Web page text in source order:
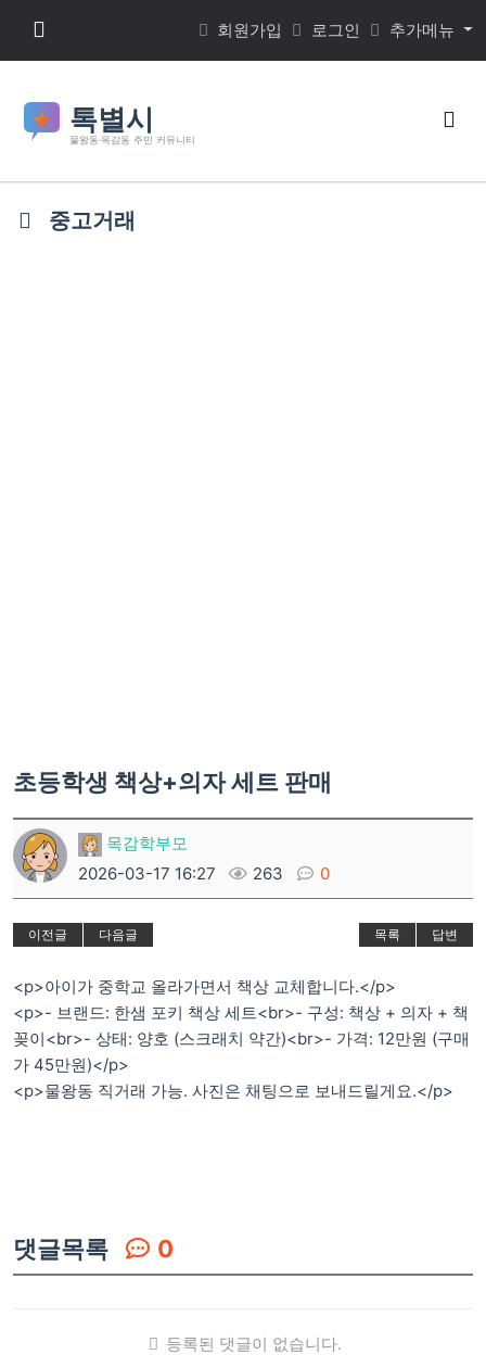
메뉴 버튼 회원가입 로그인 추가메뉴
검
중고거래
초등학생 책상+의자 세트 판매
목감학부모
2026-03-17 16:27
263 0
이전글 다음글 목록 답변
<p>아이가 중학교 올라가면서 책상 교체합니다.</p>
<p>- 브랜드: 한샘 포키 책상 세트<br>- 구성: 책상 + 의자 + 책
꽂이<br>- 상태: 양호 (스크래치 약간)<br>- 가격: 12만원 (구매
가 45만원)</p>
<p>물왕동 직거래 가능. 사진은 채팅으로 보내드릴게요.</p>
댓글목록 0
등록된 댓글이 없습니다.